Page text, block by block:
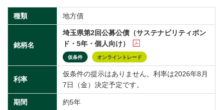
種類 地方債
銘柄名
埼玉県第2回公募公債（サステナビリティボン
ド・5年・個人向け）
仮条件 オンライントレード
利率
仮条件の提示はありません。利率は2026年8月
7日（金）決定予定です。
期間 約5年